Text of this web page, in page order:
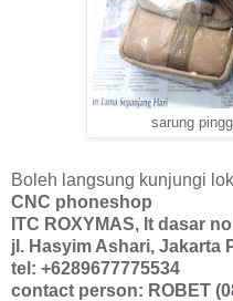
sarung
Boleh langsung kunjungi
CNC phoneshop
ITC ROXYMAS, lt dasar
jl. Hasyim Ashari, Jakarta
tel: +6289677775534
contact person: ROBET